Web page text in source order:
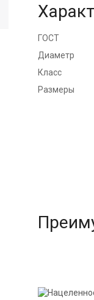
ГОСТ
Диаметр
Класс
Размеры